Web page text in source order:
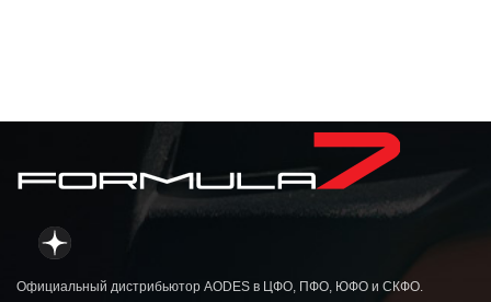
Официальный дистрибьютор AODES в ЦФО, ПФО, ЮФО и СКФО.